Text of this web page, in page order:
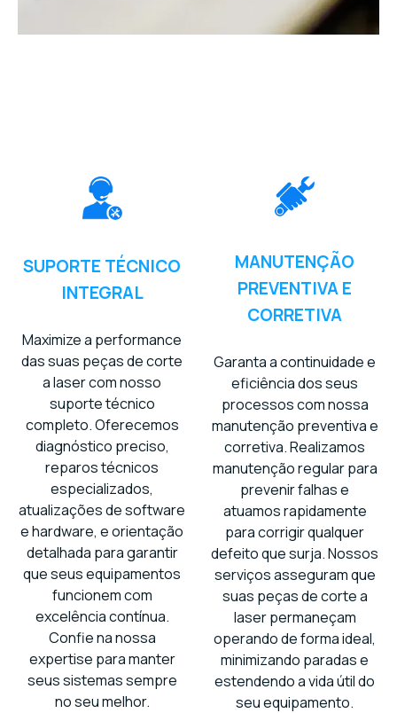
SUPORTE TÉCNICO
INTEGRAL
Maximize a performance
das suas peças de corte
a laser com nosso
suporte técnico
completo. Oferecemos
diagnóstico preciso,
reparos técnicos
especializados,
atualizações de software
e hardware, e orientação
detalhada para garantir
que seus equipamentos
funcionem com
excelência contínua.
Confie na nossa
expertise para manter
seus sistemas sempre
no seu melhor.
MANUTENÇÃO
PREVENTIVA E
CORRETIVA
Garanta a continuidade e
eficiência dos seus
processos com nossa
manutenção preventiva e
corretiva. Realizamos
manutenção regular para
prevenir falhas e
atuamos rapidamente
para corrigir qualquer
defeito que surja. Nossos
serviços asseguram que
suas peças de corte a
laser permaneçam
operando de forma ideal,
minimizando paradas e
estendendo a vida útil do
seu equipamento.